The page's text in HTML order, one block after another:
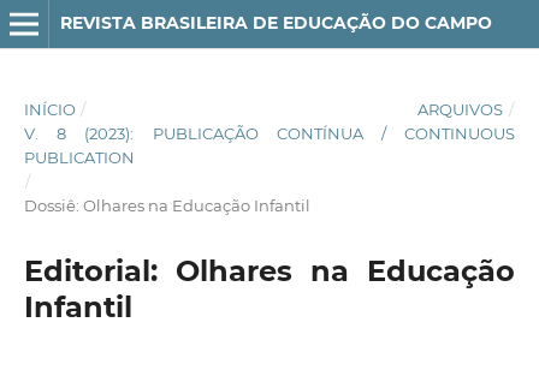
REVISTA BRASILEIRA DE EDUCAÇÃO DO CAMPO
INÍCIO / ARQUIVOS /
V. 8 (2023): PUBLICAÇÃO CONTÍNUA / CONTINUOUS
PUBLICATION
/
Dossiê: Olhares na Educação Infantil
Editorial: Olhares na Educação
Infantil